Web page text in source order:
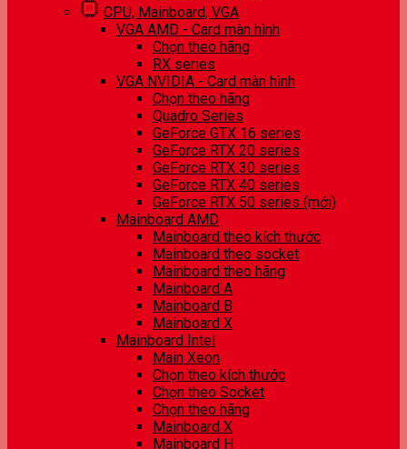
CPU, Mainboard, VGA
VGA AMD - Card màn hình
Chọn theo hãng
RX series
VGA NVIDIA - Card màn hình
Chọn theo hãng
Quadro Series
GeForce GTX 16 series
GeForce RTX 20 series
GeForce RTX 30 series
GeForce RTX 40 series
GeForce RTX 50 series (mới)
Mainboard AMD
Mainboard theo kích thước
Mainboard theo socket
Mainboard theo hãng
Mainboard A
Mainboard B
Mainboard X
Mainboard Intel
Main Xeon
Chọn theo kích thước
Chọn theo Socket
Chọn theo hãng
Mainboard X
Mainboard H